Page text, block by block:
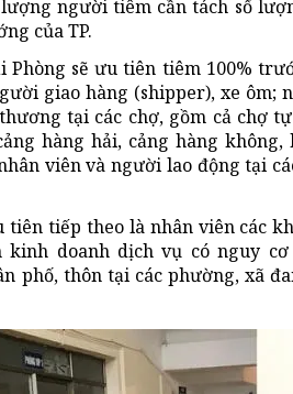
người tiêm cần tách số
của TP.
Phòng sẽ ưu tiên tiêm 100%
giao hàng (shipper), xe ôm;
tại các chợ, gồm cả chợ
hàng hải, cảng hàng
viên và người lao động tại
tiên tiếp theo là nhân viên các
kinh doanh dịch vụ có nguy
phố, thôn tại các phường, xã